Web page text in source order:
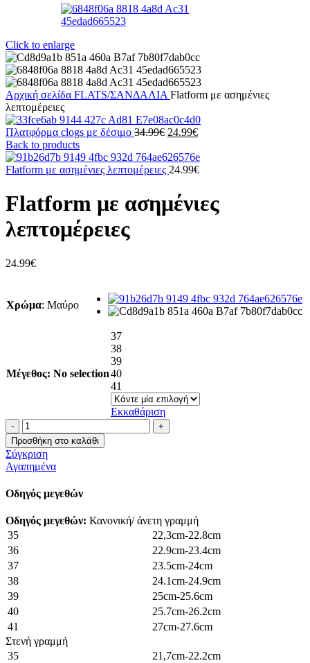
Click to enlarge
Αρχική σελίδα FLATS/ΣΑΝΔΑΛΙΑ Flatform με ασημένιες
λεπτομέρειες
Πλατφόρμα clogs με δέσιμο 34.99€ Original
was:
34.99€.
24.99€Η
τιμή
είναι:
Back to products
Flatform με ασημένιες λεπτομέρειες 24.99€
Flatform με ασημένιες
λεπτομέρειες
24.99€
Χρώμα: Μαύρο
Μέγεθος: No selection
37
38
39
40
41
Εκκαθάριση
Flatform
με
ασημένιες
λεπτομέρειες
ποσότητα
Προσθήκη στο καλάθι
Σύγκριση
Αγαπημένα
Οδηγός μεγεθών
Οδηγός μεγεθών: Κανονική/ άνετη γραμμή
35
22,3cm-22.8cm
36
22.9cm-23.4cm
37
23.5cm-24cm
38
24.1cm-24.9cm
39
25cm-25.6cm
40
25.7cm-26.2cm
41
27cm-27.6cm
Στενή γραμμή
35
21,7cm-22.2cm